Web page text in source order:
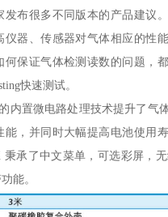
发布很多不同版本的产品建议
仪器、传感器对气体相应的性
何保证气体检测读数的问题，
快速测试。
内置微电路处理技术提升了气
能，并同时大幅提高电池使用
秉承了中文菜单，可选彩屏，
能。